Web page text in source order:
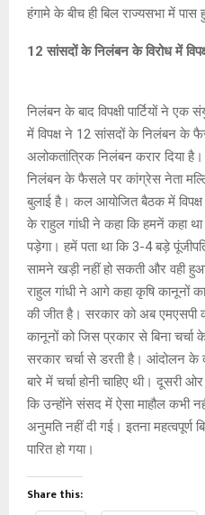
हंगामे के बीच ही बिल राज्यसभा में
12 सांसदों के निलंबन के विरोध में
निलंबन के बाद विपक्षी पार्टियों ने एक
में विपक्ष ने 12 सांसदों के निलंबन के
अलोकतांत्रिक निलंबन करार दिया है।
निलंबन के फैसले पर कांग्रेस नेता
बुलाई है। कल आयोजित बैठक में
के राहुल गांधी ने कहा कि हमनें कहा
पड़ेगा। हमें पता था कि 3-4 बड़े
सामने खड़ी नहीं हो सकती और वही
राहुल गांधी ने आगे कहा कृषि कानूनों
की जीत है। सरकार को अब एमएसपी
कानूनों को जिस प्रकार से बिना चर्चा
सरकार चर्चा से डरती है। आंदोलन के
बारे में चर्चा होनी चाहिए थी। दूसरी
कि उन्होंने संसद में ऐसा माहौल कभी
अनुमति नहीं दी गई। इतना महत्वपूर्ण
पारित हो गया।
Share this: